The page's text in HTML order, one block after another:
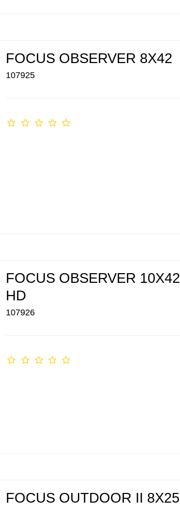
FOCUS OBSERVER 8X42
107925
FOCUS OBSERVER 10X42
HD
107926
FOCUS OUTDOOR II 8X25